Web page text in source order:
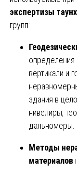
экспертизы
групп:
определения
вертикали и
здания в
нивелиры,
дальномеры.
Методы
материалов